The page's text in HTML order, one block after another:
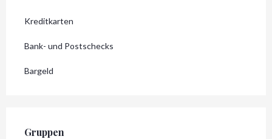
Kreditkarten
Bank- und Postschecks
Bargeld
Gruppen
Gruppen